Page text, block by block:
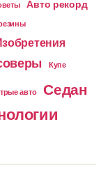
Авто рекорд
Купе
авто Седан